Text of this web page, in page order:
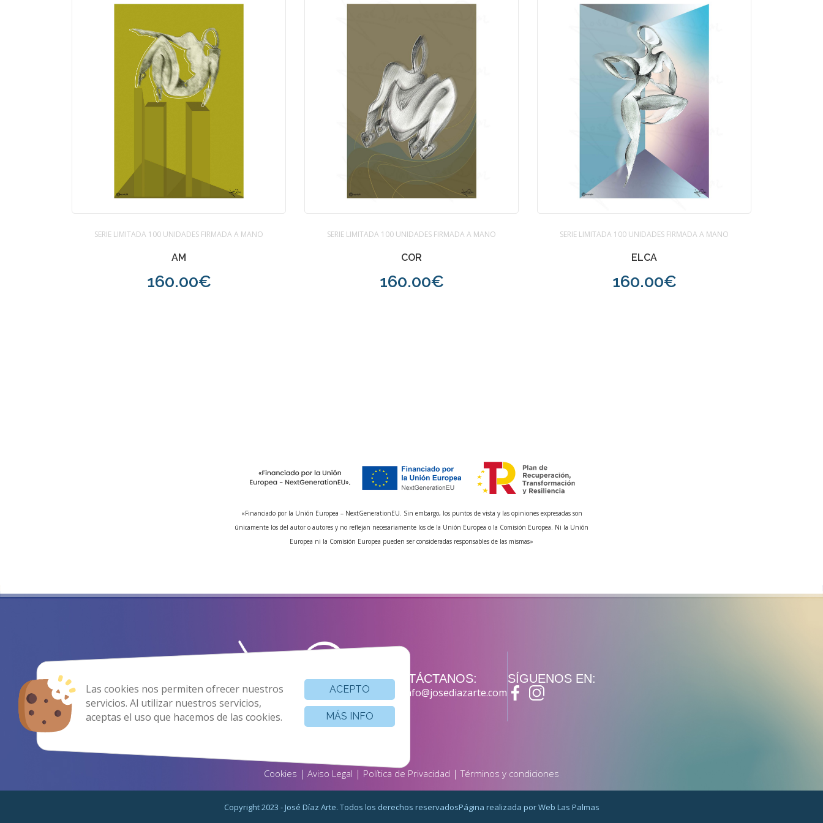
Las cookies nos permiten ofrecer nuestros
servicios. Al utilizar nuestros servicios,
aceptas el uso que hacemos de las cookies.
ACEPTO
MÁS INFO
SERIE LIMITADA 100 UNIDADES FIRMADA A MANO
AM
160.00€
SERIE LIMITADA 100 UNIDADES FIRMADA A MANO
COR
160.00€
SERIE LIMITADA 100 UNIDADES FIRMADA A MANO
ELCA
160.00€
«Financiado por la Unión Europea – NextGenerationEU. Sin embargo, los puntos de vista y las opiniones expresadas son
únicamente los del autor o autores y no reflejan necesariamente los de la Unión Europea o la Comisión Europea. Ni la Unión
Europea ni la Comisión Europea pueden ser consideradas responsables de las mismas»
CONTÁCTANOS:
info@josediazarte.com
SÍGUENOS EN:
Cookies | Aviso Legal | Política de Privacidad |Términos y condiciones
Copyright 2023 - José Díaz Arte. Todos los derechos reservadosPágina realizada porWeb Las Palmas